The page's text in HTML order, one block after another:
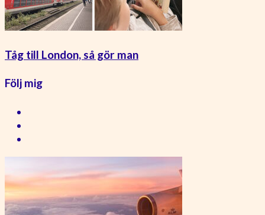
Tåg till London, så gör man
Följ mig